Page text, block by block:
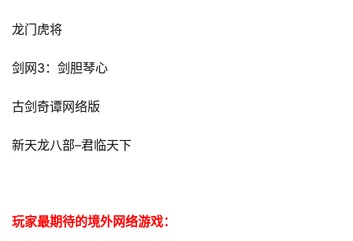
龙门虎将
剑网 3 ：剑胆琴心
古剑奇谭网络版
新天龙八部–君临天下
玩家最期待的境外网络游戏：